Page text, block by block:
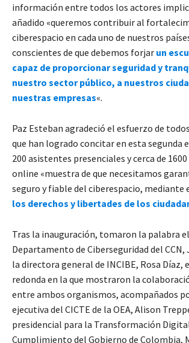
información entre todos los actores
añadido «queremos contribuir al
ciberespacio en cada uno de nuestros
conscientes de que debemos forjar un
capaz de proporcionar seguridad y
nuestro sector público, a nuestros
nuestras empresas«.
Paz Esteban agradeció el esfuerzo de
que han logrado concitar en esta segunda
200 asistentes presenciales y cerca de
online «muestra de que necesitamos
seguro y fiable del ciberespacio, mediante
los derechos y libertades de los
Tras la inauguración, tomaron la palabra
Departamento de Ciberseguridad del CCN,
la directora general de INCIBE, Rosa Díaz,
redonda en la que mostraron la
entre ambos organismos, acompañados
ejecutiva del CICTE de la OEA, Alison
presidencial para la Transformación
Cumplimiento del Gobierno de Colombia,